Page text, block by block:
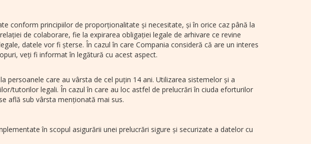
conform principiilor de proporționalitate și necesitate, și în orice caz până la
de colaborare, fie la expirarea obligației legale de arhivare ce revine
datele vor fi șterse. În cazul în care Compania consideră că are un interes
veți fi informat în legătură cu acest aspect.
care au vârsta de cel puțin 14 ani. Utilizarea sistemelor și a
tutorilor legali. În cazul în care au loc astfel de prelucrări în ciuda eforturilor
află sub vârsta menționată mai sus.
în scopul asigurării unei prelucrări sigure și securizate a datelor cu